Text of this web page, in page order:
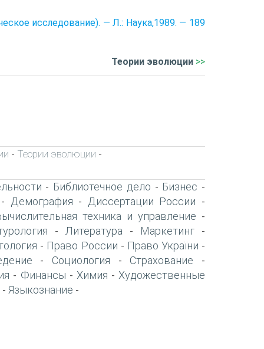
исследование). — Л.: Наука,1989. — 189
Теории эволюции >>
- Теории эволюции -
- Библиотечное дело - Бизнес -
- Демография - Диссертации России -
техника и управление -
- Литература - Маркетинг-
- Право России - Право України -
- Социология - Страхование -
- Финансы - Химия -Художественные
- Языкознание -